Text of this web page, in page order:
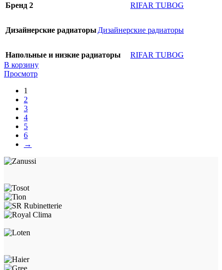
Бренд 2 RIFAR TUBOG
Дизайнерские радиаторы Дизайнерские радиаторы
Напольные и низкие радиаторы
RIFAR TUBOG
В корзину
Просмотр
1
2
3
4
5
6
→